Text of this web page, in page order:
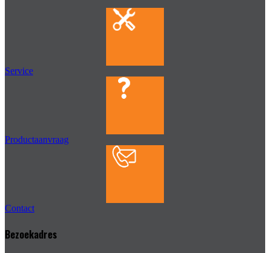
Service
Productaanvraag
Contact
Bezoekadres